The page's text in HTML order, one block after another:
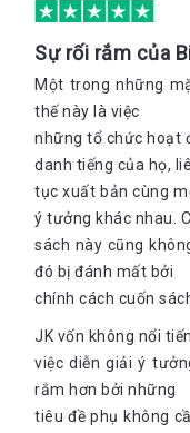
Sự rối rắm của
Một trong những
thế này là việc
những tổ chức hoạt
danh tiếng của họ,
tục xuất bản cùng
ý tưởng khác nhau.
sách này cũng
đó bị đánh mất bởi
chính cách cuốn
JK vốn không nổi
việc diễn giải ý
rắm hơn bởi những
tiêu đề phụ không